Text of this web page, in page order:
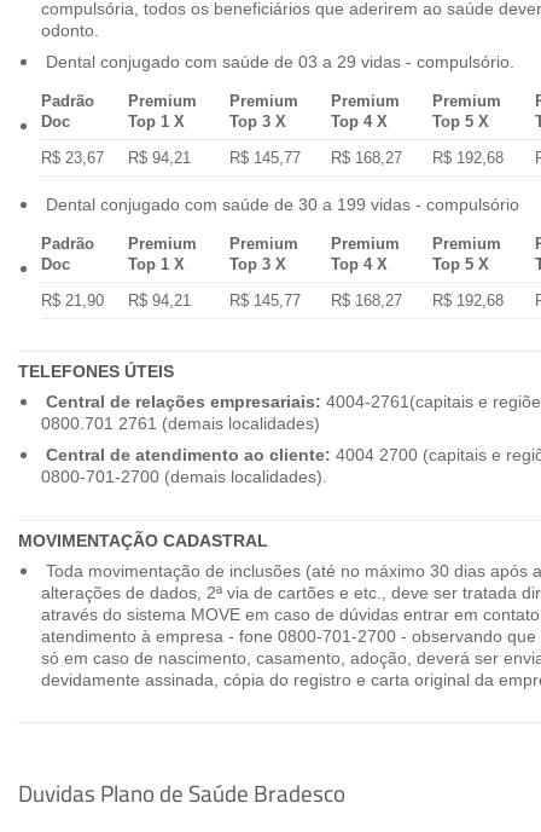
compulsória, todos os beneficiários que aderirem ao saúde
odonto.
Dental conjugado com saúde de 03 a 29 vidas - compulsório.
Padrão
Doc
Premium
Top 1 X
Premium
Top 3 X
Premium
Top 4 X
Premium
Top 5 X
R$ 23,67
R$ 94,21 R$ 145,77 R$ 168,27 R$ 192,68
Dental conjugado com saúde de 30 a 199 vidas - compulsório
Padrão
Doc
Premium
Top 1 X
Premium
Top 3 X
Premium
Top 4 X
Premium
Top 5 X
R$ 21,90
R$ 94,21 R$ 145,77 R$ 168,27 R$ 192,68
TELEFONES ÚTEIS
Central de relações empresariais: 4004-2761(capitais e
0800.701 2761 (demais localidades)
Central de atendimento ao cliente: 4004 2700 (capitais e
0800-701-2700 (demais localidades).
MOVIMENTAÇÃO CADASTRAL
Toda movimentação de inclusões (até no máximo 30 dias após
alterações de dados, 2ª via de cartões e etc., deve ser tratada
através do sistema MOVE em caso de dúvidas entrar em
atendimento à empresa - fone 0800-701-2700 - observando
só em caso de nascimento, casamento, adoção, deverá ser
devidamente assinada, cópia do registro e carta original da
Duvidas Plano de Saúde Bradesco